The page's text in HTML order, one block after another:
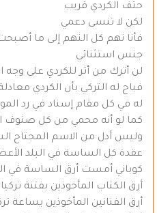
حتف الكردي قريب
لكن لا تنسى دعمي
فأنا نهم كل النهم إلى ما
جنس استثنائي
لن أترك من أثر للكردي على وجه
فباح له التركي بأن الكردي
له في كل مقام إسناد في رد
كما لو أنه محمي من كل صنوف
وليس أدل من الاسم المجتاح
عقدة كل الساسة في البلد
كوباني أمست أرق الساسة في
أرق الكتاب المأخوذين بفتنة تركيا
أرق الفنانين المأخوذين بساعة